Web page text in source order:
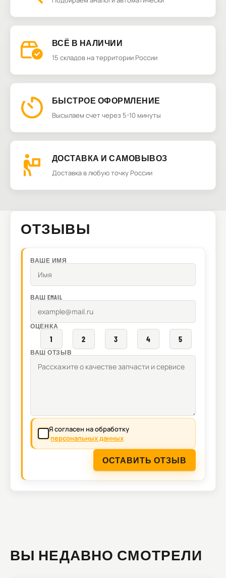
ВСЁ В НАЛИЧИИ
15 складов на территории России
БЫСТРОЕ ОФОРМЛЕНИЕ
Высылаем счет через 5-10 минуты
ДОСТАВКА И САМОВЫВОЗ
Доставка в любую точку России
ОТЗЫВЫ
ВАШЕ ИМЯ
ВАШ EMAIL
ОЦЕНКА
1 2 3 4 5
ВАШ ОТЗЫВ
Я согласен на обработку
персональных данных
ОСТАВИТЬ ОТЗЫВ
ВЫ НЕДАВНО СМОТРЕЛИ